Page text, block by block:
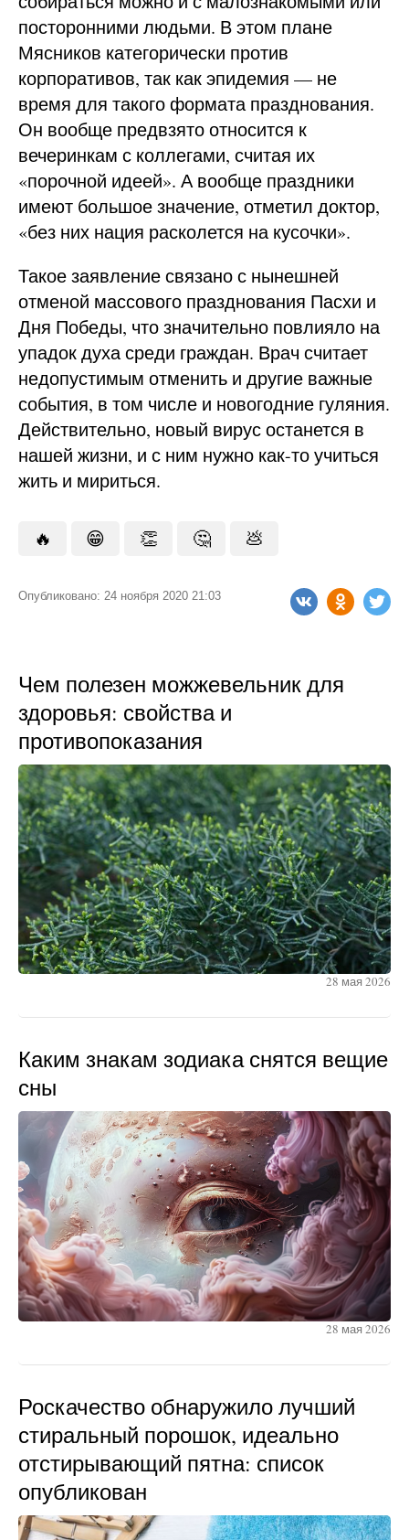
посторонними людьми. В этом плане
Мясников категорически против
корпоративов, так как эпидемия — не
время для такого формата празднования.
Он вообще предвзято относится к
вечеринкам с коллегами, считая их
«порочной идеей». А вообще праздники
имеют большое значение, отметил доктор,
«без них нация расколется на кусочки».
Такое заявление связано с нынешней
отменой массового празднования Пасхи и
Дня Победы, что значительно повлияло на
упадок духа среди граждан. Врач считает
недопустимым отменить и другие важные
события, в том числе и новогодние гуляния.
Действительно, новый вирус останется в
нашей жизни, и с ним нужно как-то учиться
жить и мириться.
🔥 😁 👏 🤔 💩
Опубликовано: 24 ноября 2020 21:03
Чем полезен можжевельник для
здоровья: свойства и
противопоказания
28 мая 2026
Каким знакам зодиака снятся вещие
сны
28 мая 2026
Роскачество обнаружило лучший
стиральный порошок, идеально
отстирывающий пятна: список
опубликован